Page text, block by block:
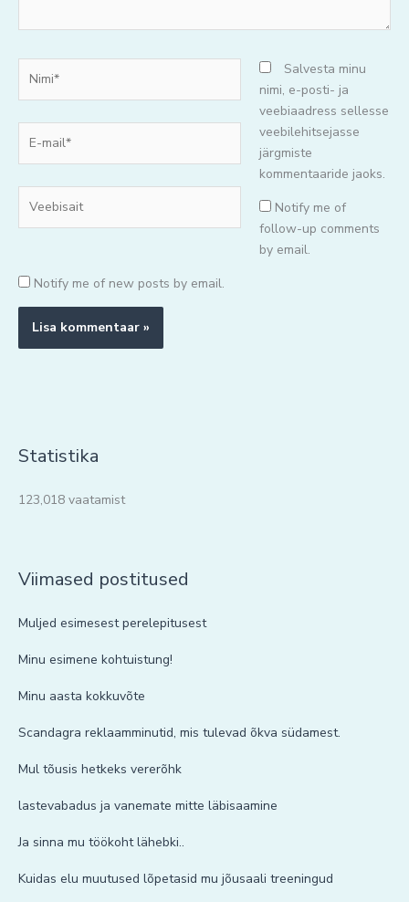
mail*
Salvesta minu
nimi, e-posti- ja
veebiaadress sellesse
veebilehitsejasse
järgmiste
kommentaaride jaoks.
Notify me of
follow-up comments
by email.
Notify me of new posts by email.
Statistika
123,018 vaatamist
Viimased postitused
Muljed esimesest perelepitusest
Minu esimene kohtuistung!
Minu aasta kokkuvõte
Scandagra reklaamminutid, mis tulevad õkva südamest.
Mul tõusis hetkeks vererõhk
lastevabadus ja vanemate mitte läbisaamine
Ja sinna mu töökoht lähebki..
Kuidas elu muutused lõpetasid mu jõusaali treeningud